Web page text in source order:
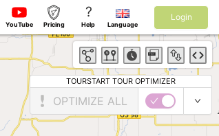
YouTube Pricing
?
Help Language
Login
TOURSTART TOUR OPTIMIZER
OPTIMIZE ALL